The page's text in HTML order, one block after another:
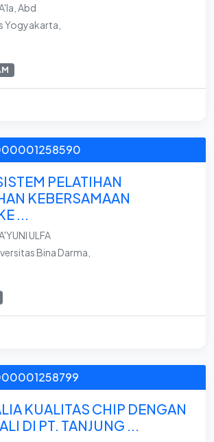
Abd
Yogyakarta,
PELATIHAN
KEBERSAMAAN
...
ULFA
Bina Darma,
KUALITAS CHIP DENGAN
DI PT. TANJUNG ...